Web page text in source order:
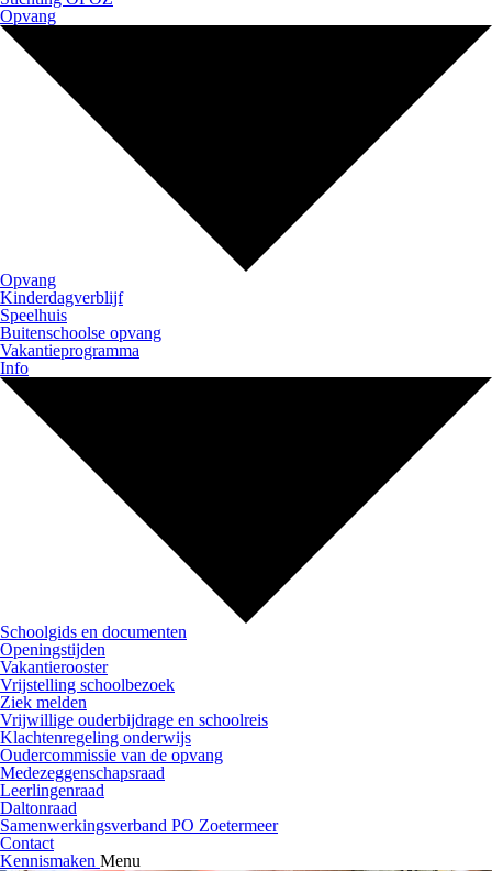
Opvang
Opvang
Kinderdagverblijf
Speelhuis
Buitenschoolse opvang
Vakantieprogramma
Info
Schoolgids en documenten
Openingstijden
Vakantierooster
Vrijstelling schoolbezoek
Ziek melden
Vrijwillige ouderbijdrage en schoolreis
Klachtenregeling onderwijs
Oudercommissie van de opvang
Medezeggenschapsraad
Leerlingenraad
Daltonraad
Samenwerkingsverband PO Zoetermeer
Contact
Kennismaken Menu